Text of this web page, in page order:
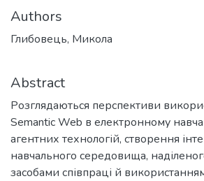
Authors
Глибовець, Микола
Abstract
Розглядаються перспективи
Semantic Web в електронному
агентних технологій, створення
навчального середовища,
засобами співпраці й